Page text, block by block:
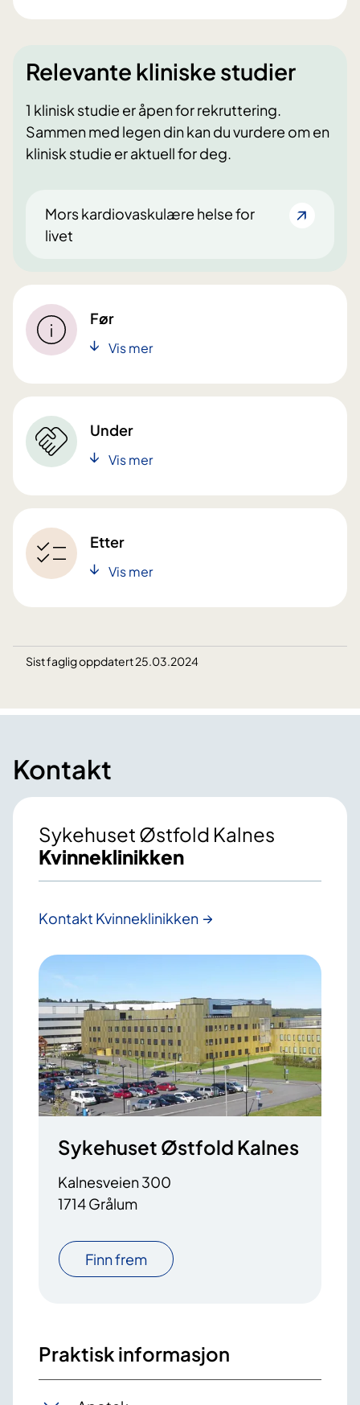
Patient Information about
Preeclampsia from the Norwegian
Society for Gynecology and
Obstetrics
Relevante kliniske studier
1 klinisk studie er åpen for rekruttering.
Sammen med legen din kan du vurdere om en
klinisk studie er aktuell for deg.
Mors kardiovaskulære helse for
livet
Før
Vis mer
Under
Vis mer
Etter
Vis mer
Sist faglig oppdatert 25.03.2024
Kontakt
Sykehuset Østfold Kalnes
Kvinneklinikken
Kontakt Kvinneklinikken
Sykehuset Østfold Kalnes
Kalnesveien 300
1714 Grålum
Finn frem
Praktisk informasjon